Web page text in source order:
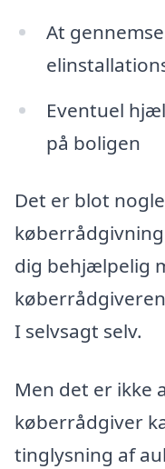
At
Eventuel
på boligen
Det er blot
dig behjælpelig
I selvsagt selv.
Men det er ikke
køberrådgiver
tinglysning af